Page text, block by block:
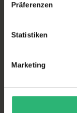
Präferenzen
Statistiken
Marketing
Kontrast:
Ergonomie:
Paneltyp: